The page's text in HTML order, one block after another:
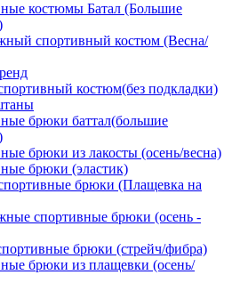
костюмы Батал (Большие
спортивный костюм (Весна/
костюм(без подкладки)
брюки баттал(большие
брюки из лакосты (осень/весна)
брюки (эластик)
брюки (Плащевка на
спортивные брюки (осень -
брюки (стрейч/фибра)
брюки из плащевки (осень/